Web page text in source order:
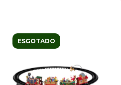
ESGOTADO